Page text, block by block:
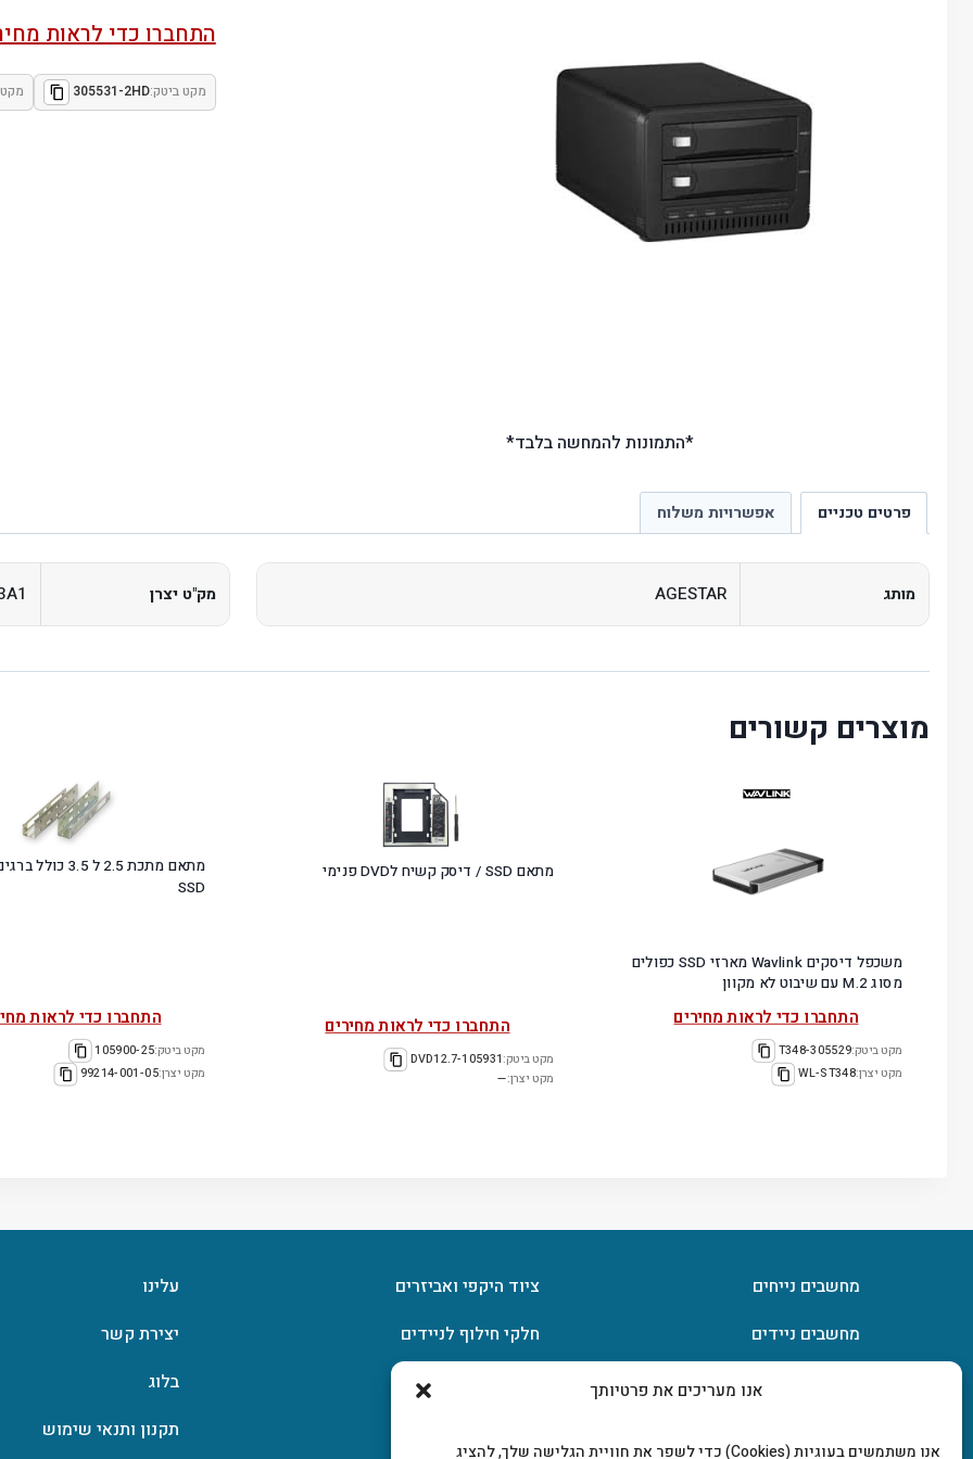
אנו מעריכים את פרטיותך
אנו משתמשים בעוגיות (Cookies) כדי לשפר את חוויית הגלישה שלך, להציג
*התמונות להמחשה בלבד*
התחברו כדי לראות
מקט ביטק:305531-2HD מקט
פרטים טכניים אפשרויות משלוח
מותג AGESTAR מק"ט יצרן
מוצרים קשורים
משכפל דיסקים Wavlink מארזי SSD כפולים
מסוג M.2 עם שיבוט לא מקוון
התחברו כדי לראות מחירים
מקט ביטק:305529-T348
מקט יצרן:WL-ST348
מתאם SSD / דיסק קשיח לDVD פנימי
התחברו כדי לראות מחירים
מקט ביטק:105931-DVD12.7
מקט יצרן:—
מתאם מתכת 2.5 ל 3.5
SSD
התחברו כדי לראות
מקט ביטק:105900-25
מקט יצרן:99214-001-05
מחשבים נייחים
מחשבים ניידים
ציוד היקפי ואביזרים
חלקי חילוף לניידים
עלינו
יצירת קשר
בלוג
תקנון ותנאי שימוש